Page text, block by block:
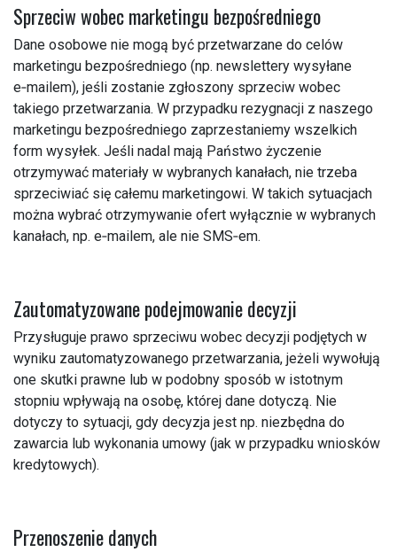
Sprzeciw wobec marketingu bezpośredniego
Dane osobowe nie mogą być przetwarzane do celów
marketingu bezpośredniego (np. newslettery wysyłane
e‑mailem), jeśli zostanie zgłoszony sprzeciw wobec
takiego przetwarzania. W przypadku rezygnacji z naszego
marketingu bezpośredniego zaprzestaniemy wszelkich
form wysyłek. Jeśli nadal mają Państwo życzenie
otrzymywać materiały w wybranych kanałach, nie trzeba
sprzeciwiać się całemu marketingowi. W takich sytuacjach
można wybrać otrzymywanie ofert wyłącznie w wybranych
kanałach, np. e‑mailem, ale nie SMS‑em.
Zautomatyzowane podejmowanie decyzji
Przysługuje prawo sprzeciwu wobec decyzji podjętych w
wyniku zautomatyzowanego przetwarzania, jeżeli wywołują
one skutki prawne lub w podobny sposób w istotnym
stopniu wpływają na osobę, której dane dotyczą. Nie
dotyczy to sytuacji, gdy decyzja jest np. niezbędna do
zawarcia lub wykonania umowy (jak w przypadku wniosków
kredytowych).
Przenoszenie danych